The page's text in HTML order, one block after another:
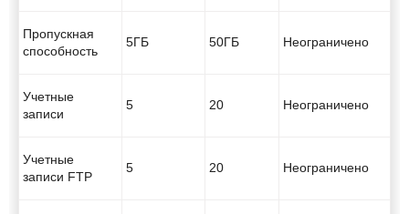
Пропускная
способность
5ГБ 50ГБ Неограничено
Учетные
записи
5 20 Неограничено
Учетные
записи FTP
5 20 Неограничено